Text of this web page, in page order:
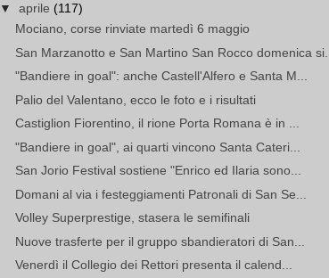
▼ aprile (117)
Mociano, corse rinviate martedì 6 maggio
San Marzanotto e San Martino San Rocco domenica si...
"Bandiere in goal": anche Castell'Alfero e Santa M...
Palio del Valentano, ecco le foto e i risultati
Castiglion Fiorentino, il rione Porta Romana è in ...
"Bandiere in goal", ai quarti vincono Santa Cateri...
San Jorio Festival sostiene "Enrico ed Ilaria sono...
Domani al via i festeggiamenti Patronali di San Se...
Volley Superprestige, stasera le semifinali
Nuove trasferte per il gruppo sbandieratori di San...
Venerdì il Collegio dei Rettori presenta il calend...